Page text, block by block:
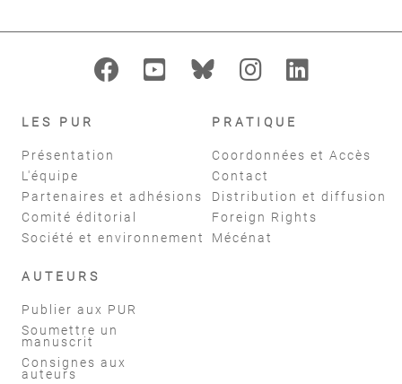
LES PUR
Présentation
L'équipe
Partenaires et adhésions
Comité éditorial
Société et environnement
PRATIQUE
Coordonnées et Accès
Contact
Distribution et diffusion
Foreign Rights
Mécénat
AUTEURS
Publier aux PUR
Soumettre un
manuscrit
Consignes aux
auteurs